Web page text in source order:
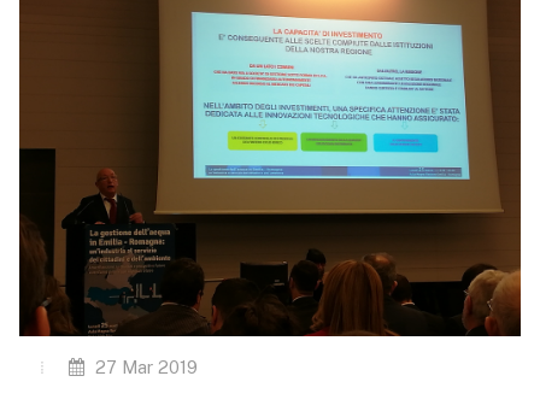
27 Mar 2019